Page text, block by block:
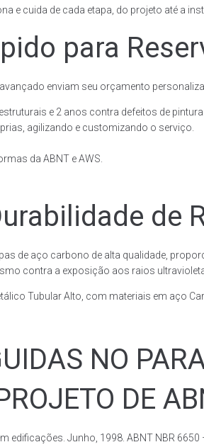
e cuida de cada etapa, do projeto até a
para
enviam seu orçamento
e 2 anos contra defeitos de pintura.
agilizando e customizando o serviço.
da ABNT e AWS.
de
de aço carbono de alta qualidade,
contra a exposição aos raios
Tubular Alto, com materiais em aço
NO
DE
edificações. Junho, 1998. ABNT NBR